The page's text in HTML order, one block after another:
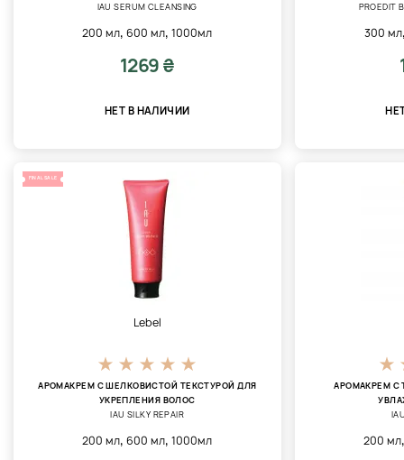
IAU SERUM CLEANSING
200 мл,600 мл,1000мл
1269 ₴
НЕТ В НАЛИЧИИ
PROEDIT
300 мл
FINAL SALE
Lebel
АРОМАКРЕМ С ШЕЛКОВИСТОЙ ТЕКСТУРОЙ ДЛЯ
УКРЕПЛЕНИЯ ВОЛОС
IAU SILKY REPAIR
200 мл,600 мл,1000мл
АРОМАКРЕМ С
200 мл